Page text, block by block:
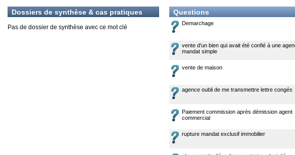
Dossiers de synthèse & cas pratiques
Pas de dossier de synthèse avec ce mot clé
Questions
Demarchage
vente d'un bien qui avait été confié à une
mandat simple
vente de maison
agence oubli de me transmettre lettre congés
Paiement commission après démission agent
commercial
rupture mandat exclusif immobilier